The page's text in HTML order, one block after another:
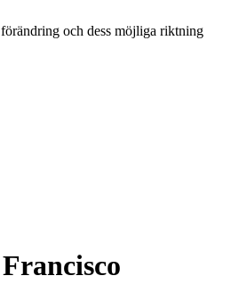
och dess möjliga riktning